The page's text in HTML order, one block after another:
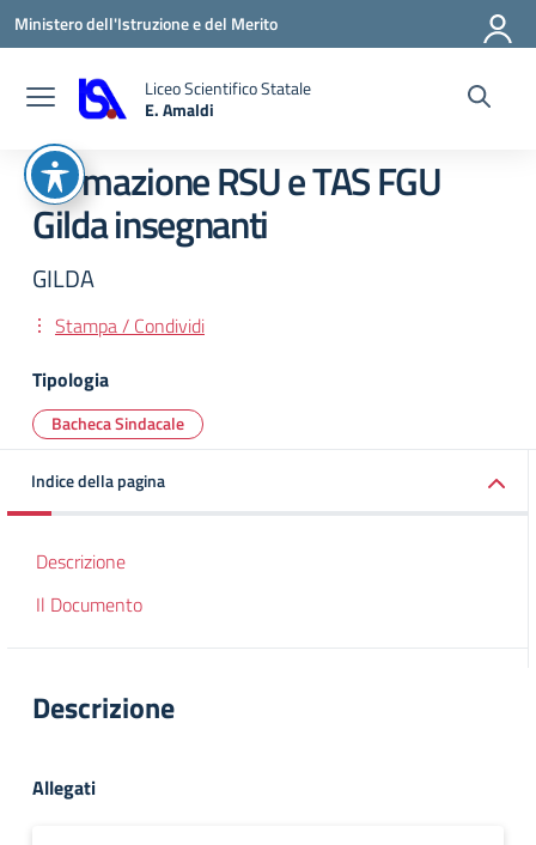
Vai ai contenuti
Vai al menu di navigazione
Vai al footer
Ministero dell'Istruzione e del Merito
Liceo Scientifico Statale
E. Amaldi
Formazione RSU e TAS FGU
Gilda insegnanti
GILDA
Stampa / Condividi
Tipologia
Bacheca Sindacale
Indice della pagina
Descrizione
Il Documento
Descrizione
Allegati